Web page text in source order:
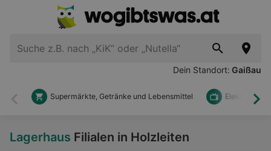
Dein Standort: Gaißau
Zurück
Supermärkte, Getränke und Lebensmittel Elektronik
Lagerhaus Filialen in Holzleiten